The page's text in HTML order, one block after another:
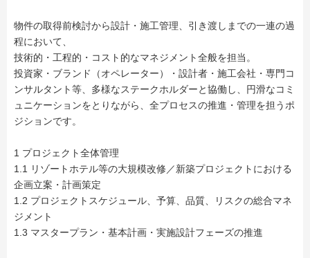
物件の取得前検討から設計・施工管理、引き渡しまでの一連の過
程において、
技術的・工程的・コスト的なマネジメント全般を担当。
投資家・ブランド（オペレーター）・設計者・施工会社・専門コ
ンサルタント等、多様なステークホルダーと協働し、円滑なコミ
ュニケーションをとりながら、全プロセスの推進・管理を担うポ
ジションです。
1 プロジェクト全体管理
1.1 リゾートホテル等の大規模改修／新築プロジェクトにおける
企画立案・計画策定
1.2 プロジェクトスケジュール、予算、品質、リスクの総合マネ
ジメント
1.3 マスタープラン・基本計画・実施設計フェーズの推進